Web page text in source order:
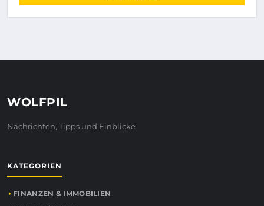
WOLFPIL
Nachrichten, Tipps und Einblicke
KATEGORIEN
FINANZEN & IMMOBILIEN